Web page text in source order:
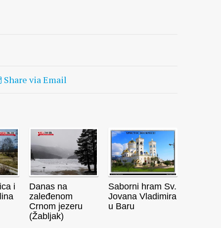
Share via Email
i
Danas na
zaleđenom
Crnom jezeru
(Žabljak)
Saborni hram Sv.
Jovana Vladimira
u Baru